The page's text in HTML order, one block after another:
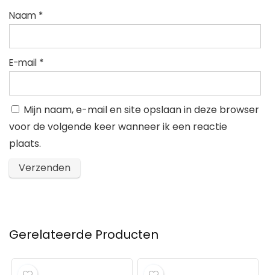
Naam *
E-mail *
Mijn naam, e-mail en site opslaan in deze browser
voor de volgende keer wanneer ik een reactie
plaats.
Gerelateerde Producten